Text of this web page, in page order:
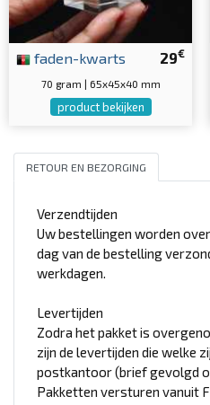
29€
faden-kwarts
70 gram | 65x45x40 mm
product bekijken
RETOUR EN BEZORGING
Verzendtijden
Uw bestellingen worden
dag van de bestelling
werkdagen.
Levertijden
Zodra het pakket is
zijn de levertijden die welke
postkantoor (brief gevolgd
Pakketten versturen vanuit